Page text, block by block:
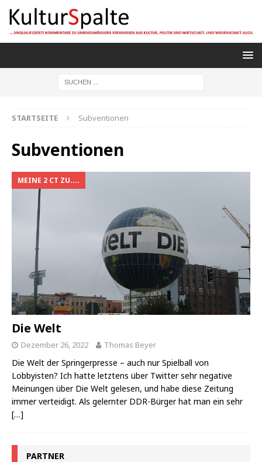
STARTSEITE Subventionen
Subventionen
MEINE 2 CT ZU....
Die Welt
Dezember 26, 2022 Thomas Beyer
Die Welt der Springerpresse – auch nur Spielball von
Lobbyisten? Ich hatte letztens über Twitter sehr negative
Meinungen über Die Welt gelesen, und habe diese Zeitung
immer verteidigt. Als gelernter DDR-Bürger hat man ein sehr
[…]
PARTNER